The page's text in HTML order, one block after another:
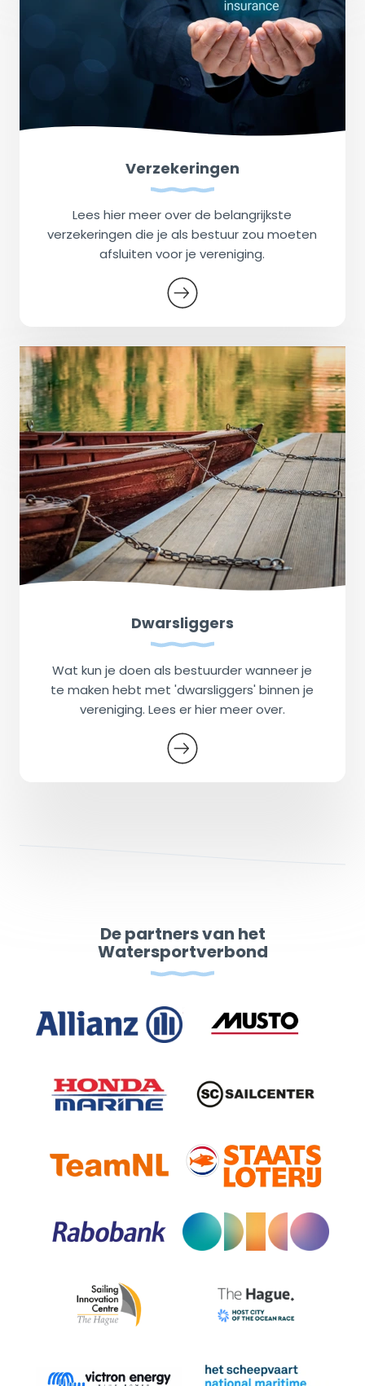
Verzekeringen
Lees hier meer over de belangrijkste
verzekeringen die je als bestuur zou moeten
afsluiten voor je vereniging.
Dwarsliggers
Wat kun je doen als bestuurder wanneer je
te maken hebt met 'dwarsliggers' binnen je
vereniging. Lees er hier meer over.
De partners van het
Watersportverbond